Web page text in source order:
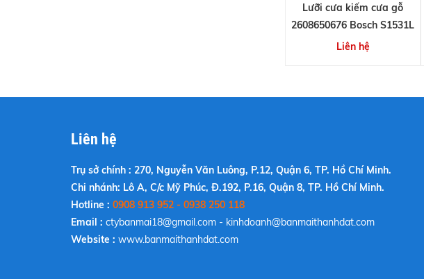
Lưỡi cưa kiếm cưa gỗ
2608650676 Bosch S1531L
Liên hệ
Liên hệ
Trụ sở chính : 270, Nguyễn Văn Luông, P.12, Quận 6, TP. Hồ Chí Minh.
Chi nhánh: Lô A, C/c Mỹ Phúc, Đ.192, P.16, Quận 8, TP. Hồ Chí Minh.
Hotline : 0908 913 952 - 0938 250 118
Email : ctybanmai18@gmail.com - kinhdoanh@banmaithanhdat.com
Website : www.banmaithanhdat.com